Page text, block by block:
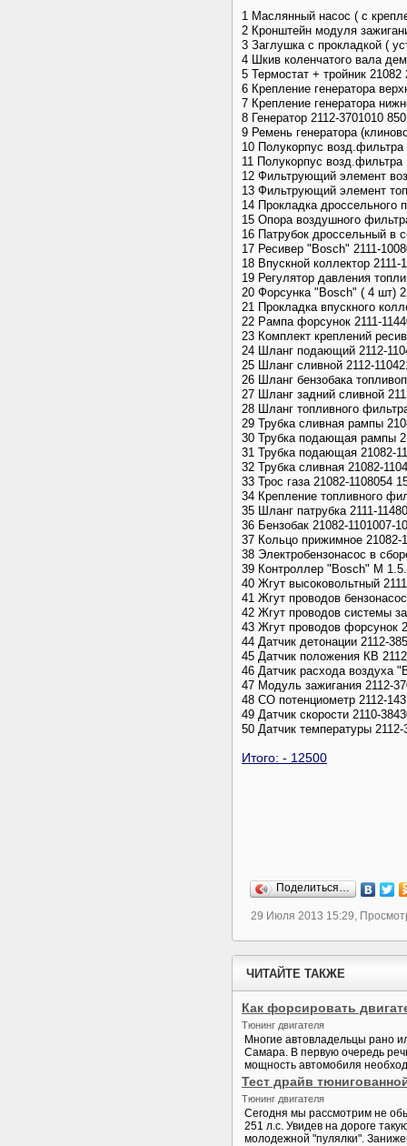
1 Маслянный насос ( с
2 Кронштейн модуля
3 Заглушка с прокладкой (
4 Шкив коленчатого вала
5 Термостат + тройник 21082
6 Крепление генератора
7 Крепление генератора
8 Генератор 2112-3701010 850
9 Ремень генератора
10 Полукорпус
11 Полукорпус
12 Фильтрующий элемент
13 Фильтрующий элемент
14 Прокладка дроссельного
15 Опора воздушного
16 Патрубок дроссельный в
17 Ресивер "Bosch" 2111-
18 Впускной коллектор 2111-
19 Регулятор давления
20 Форсунка "Bosch" ( 4 шт)
21 Прокладка впускного
22 Рампа форсунок 2111-
23 Комплект креплений
24 Шланг подающий 2112-
25 Шланг сливной 2112-
26 Шланг бензобака
27 Шланг задний сливной
28 Шланг топливного
29 Трубка сливная рампы
30 Трубка подающая рампы
31 Трубка подающая 21082-
32 Трубка сливная 21082-
33 Трос газа 21082-1108054
34 Крепление топливного
35 Шланг патрубка 2111-
36 Бензобак 21082-1101007-
37 Кольцо прижимное 21082-
38 Электробензонасос в
39 Контроллер "Bosch" M
40 Жгут высоковольтный
41 Жгут проводов
42 Жгут проводов системы
43 Жгут проводов форсунок
44 Датчик детонации 2112-
45 Датчик положения КВ
46 Датчик расхода воздуха
47 Модуль зажигания 2112-
48 СО потенциометр 2112-
49 Датчик скорости 2110-
50 Датчик температуры 2112-
Итого: - 12500
Поделиться…
29 Июля 2013 15:29,
ЧИТАЙТЕ ТАКЖЕ
Как форсировать
Тюнинг двигателя
Многие автовладельцы рано
Самара. В первую очередь
мощность автомобиля
Тест драйв
Тюнинг двигателя
Сегодня мы рассмотрим не
251 л.с. Увидев на дороге
молодежной "пулялки".